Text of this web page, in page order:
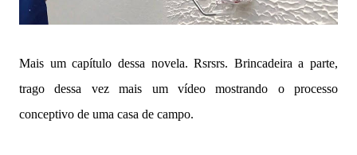
Mais um capítulo dessa novela. Rsrsrs. Brincadeira a parte,
trago dessa vez mais um vídeo mostrando o processo
conceptivo de uma casa de campo.